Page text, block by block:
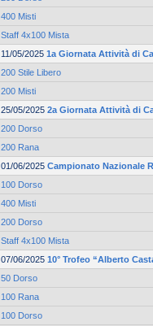
400 Misti
Staff 4x100 Mista
11/05/2025 1a Giornata Attività di
200 Stile Libero
200 Misti
25/05/2025 2a Giornata Attività di
200 Dorso
200 Rana
01/06/2025 Campionato Nazionale
100 Dorso
400 Misti
200 Dorso
Staff 4x100 Mista
07/06/2025 10° Trofeo “Alberto
50 Dorso
100 Rana
100 Dorso